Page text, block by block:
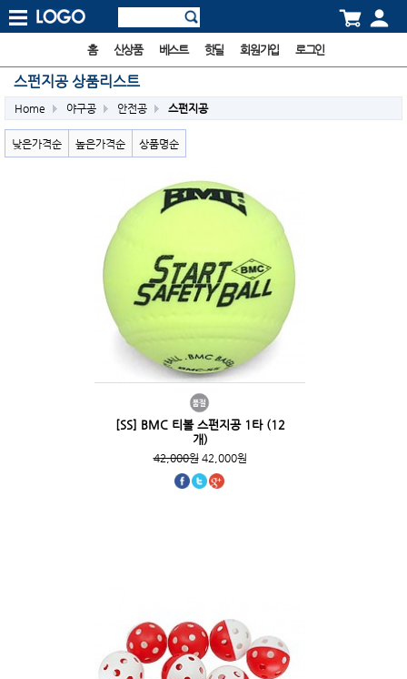
홈 신상품 베스트 핫딜 회원가입 로그인
스펀지공 상품리스트
Home 야구공 안전공 스펀지공
낮은가격순 높은가격순 상품명순
[SS] BMC 티볼 스펀지공 1타 (12
개)
42,000원42,000원